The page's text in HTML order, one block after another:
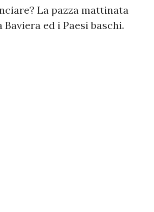
La pazza mattinata
ed i Paesi baschi.